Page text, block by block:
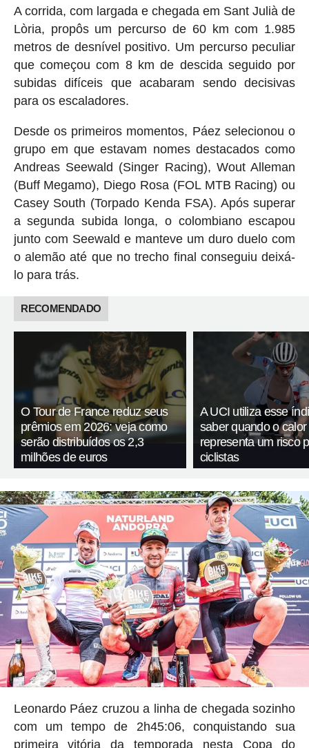
A corrida, com largada e chegada em Sant Julià de
Lòria, propôs um percurso de 60 km com 1.985
metros de desnível positivo. Um percurso peculiar
que começou com 8 km de descida seguido por
subidas difíceis que acabaram sendo decisivas
para os escaladores.
Desde os primeiros momentos, Páez selecionou o
grupo em que estavam nomes destacados como
Andreas Seewald (Singer Racing), Wout Alleman
(Buff Megamo), Diego Rosa (FOL MTB Racing) ou
Casey South (Torpado Kenda FSA). Após superar
a segunda subida longa, o colombiano escapou
junto com Seewald e manteve um duro duelo com
o alemão até que no trecho final conseguiu deixá-
lo para trás.
RECOMENDADO
O Tour de France reduz seus
prêmios em 2026: veja como
serão distribuídos os 2,3
milhões de euros
A UCI utiliza esse
saber quando o calor
representa um risco
ciclistas
Leonardo Páez cruzou a linha de chegada sozinho
com um tempo de 2h45:06, conquistando sua
primeira vitória da temporada nesta Copa do